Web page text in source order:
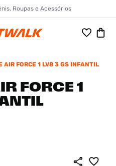
Roupas e Acessórios
AIR FORCE 1 LV8 3 GS INFANTIL
FORCE 1